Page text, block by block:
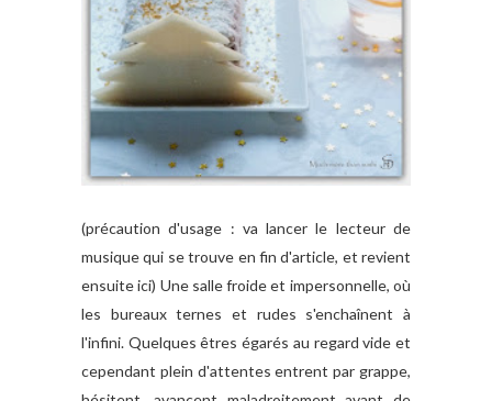
(précaution d'usage : va lancer le lecteur de
musique qui se trouve en fin d'article, et revient
ensuite ici) Une salle froide et impersonnelle, où
les bureaux ternes et rudes s'enchaînent à
l'infini. Quelques êtres égarés au regard vide et
cependant plein d'attentes entrent par grappe,